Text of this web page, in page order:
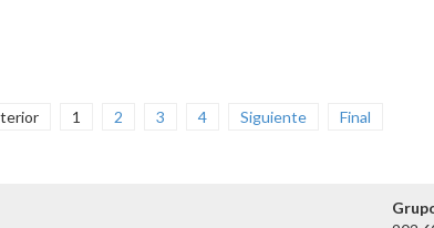
1 2 3 4 Siguiente Final